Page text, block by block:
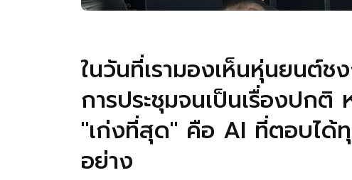
ในวันที่เรามองเห็นหุ่นยนต์
การประชุมจนเป็นเรื่องปก
"เก่งที่สุด" คือ AI ที่ตอบได้
อย่าง